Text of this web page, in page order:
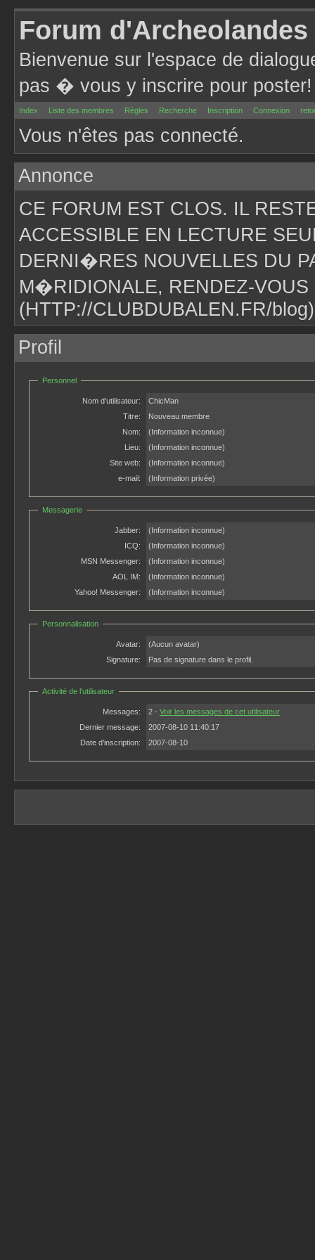
Forum d'Archeolandes
Bienvenue sur l'espace de
pas � vous y inscrire pour poster!
Index Liste des membres Règles Recherche Inscription Connexion
Vous n'êtes pas connecté.
Annonce
CE FORUM EST CLOS. IL
ACCESSIBLE EN LECTURE
DERNI�RES NOUVELLES DU
M�RIDIONALE, RENDEZ-
(HTTP://CLUBDUBALEN.FR/blog)
Profil
Personnel
Nom d'utilisateur:
ChicMan
Titre:
Nouveau membre
Nom:
(Information inconnue)
Lieu:
(Information inconnue)
Site web:
(Information inconnue)
e-mail:
(Information privée)
Messagerie
Jabber:
(Information inconnue)
ICQ:
(Information inconnue)
MSN Messenger:
(Information inconnue)
AOL IM:
(Information inconnue)
Yahoo! Messenger:
(Information inconnue)
Personnalisation
Avatar:
(Aucun avatar)
Signature:
Pas de signature dans le profil.
Activité de l'utilisateur
Messages: 2 - Voir les messages de cet utilisateur
Dernier message:
2007-08-10 11:40:17
Date d'inscription:
2007-08-10